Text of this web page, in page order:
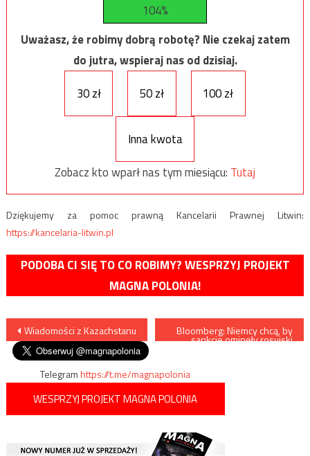
104%
Uważasz, że robimy dobrą robotę? Nie czekaj zatem
do jutra, wspieraj nas od dzisiaj.
30 zł
50 zł 100 zł
Inna kwota
Zobacz kto wparł nas tym miesiącu: Tutaj
Dziękujemy za pomoc prawną Kancelarii Prawnej Litwin:
https://kancelaria-litwin.pl
PODOBA CI SIĘ TO CO ROBIMY? WESPRZYJ PROJEKT
MAGNA POLONIA!
Nawigacja
wpisu
Wiadomości z Kazachstanu Bloomberg: Niemcy chcą, by
sankcje ominęły rosyjski
Telegramhttps://t.me/magnapolonia
WESPRZYJ PROJEKT MAGNA POLONIA